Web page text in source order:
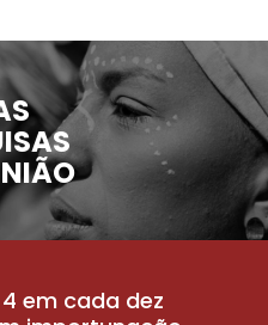
em cada dez